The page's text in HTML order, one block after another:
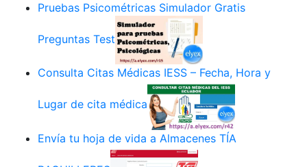
Pruebas Psicométricas Simulador Gratis
Preguntas Test
Consulta Citas Médicas IESS – Fecha, Hora y
Lugar de cita médica
Envía tu hoja de vida a Almacenes TÍA